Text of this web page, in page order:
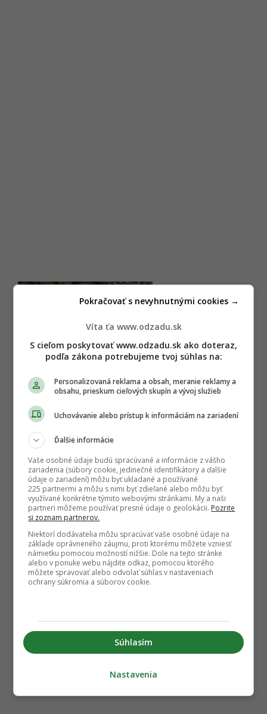
Víta ťa www.odzadu.sk
S cieľom poskytovať www.odzadu.sk ako doteraz,
podľa zákona potrebujeme tvoj súhlas na:
Personalizovaná reklama a obsah, meranie reklamy a
obsahu, prieskum cieľových skupín a vývoj služieb
Uchovávanie alebo prístup k informáciám na zariadení
Ďalšie informácie
Vaše osobné údaje budú spracúvané a informácie z vášho
zariadenia (súbory cookie, jedinečné identifikátory a ďalšie
údaje o zariadení) môžu byť ukladané a používané
225 partnermi a môžu s nimi byť zdieľané alebo môžu byť
využívané konkrétne týmito webovými stránkami. My a naši
partneri môžeme používať presné údaje o geolokácii. Pozrite
si zoznam partnerov.
Niektorí dodávatelia môžu spracúvať vaše osobné údaje na
základe oprávneného záujmu, proti ktorému môžete vzniesť
námietku pomocou možností nižšie. Dole na tejto stránke
alebo v ponuke webu nájdite odkaz, pomocou ktorého
môžete spravovať alebo odvolať súhlas v nastaveniach
ochrany súkromia a súborov cookie.
Súhlasím
Pokračovať s nevyhnutnými cookies →
Nastavenia